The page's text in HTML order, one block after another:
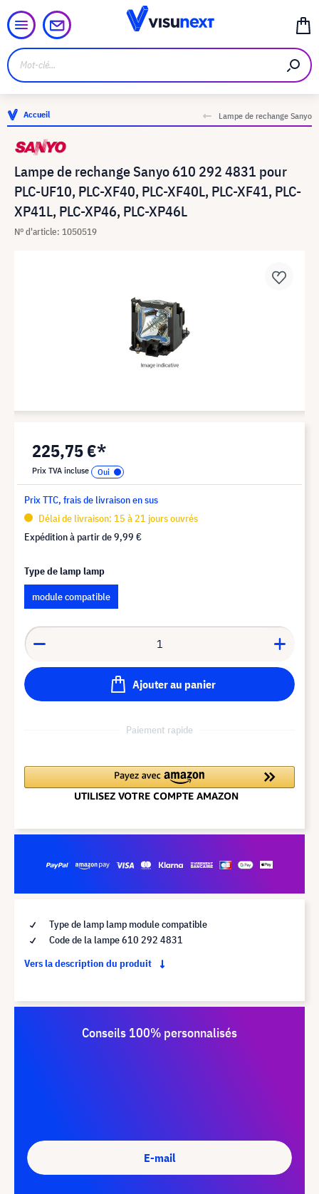
Accueil Lampe de rechange Sanyo
Lampe de rechange Sanyo 610 292 4831 pour
PLC-UF10, PLC-XF40, PLC-XF40L, PLC-XF41, PLC-
XP41L, PLC-XP46, PLC-XP46L
N° d'article: 1050519
225,75 €*
Prix TVA incluse
Prix TTC, frais de livraison en sus
Délai de livraison: 15 à 21 jours ouvrés
Expédition à partir de9,99 €
Type de lamp lamp
module compatible
Ajouter au panier
Paiement rapide
Type de lamp lamp module compatible
Code de la lampe 610 292 4831
Vers la description du produit
Conseils 100% personnalisés
E-mail